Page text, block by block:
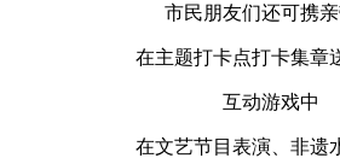
市民朋友们还可携
在主题打卡点打卡集章
互动游戏中
在文艺节目表演、非遗